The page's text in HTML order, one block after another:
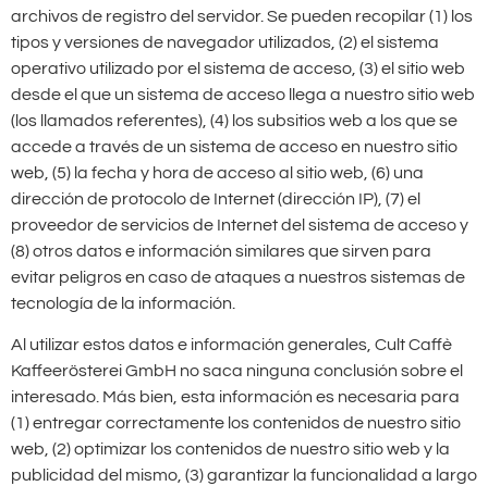
archivos de registro del servidor. Se pueden recopilar (1) los
tipos y versiones de navegador utilizados, (2) el sistema
operativo utilizado por el sistema de acceso, (3) el sitio web
desde el que un sistema de acceso llega a nuestro sitio web
(los llamados referentes), (4) los subsitios web a los que se
accede a través de un sistema de acceso en nuestro sitio
web, (5) la fecha y hora de acceso al sitio web, (6) una
dirección de protocolo de Internet (dirección IP), (7) el
proveedor de servicios de Internet del sistema de acceso y
(8) otros datos e información similares que sirven para
evitar peligros en caso de ataques a nuestros sistemas de
tecnología de la información.
Al utilizar estos datos e información generales, Cult Caffè
Kaffeerösterei GmbH no saca ninguna conclusión sobre el
interesado. Más bien, esta información es necesaria para
(1) entregar correctamente los contenidos de nuestro sitio
web, (2) optimizar los contenidos de nuestro sitio web y la
publicidad del mismo, (3) garantizar la funcionalidad a largo